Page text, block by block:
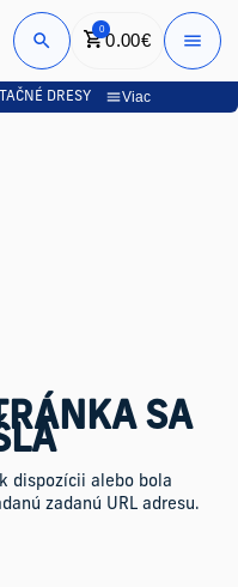
0
0.00€
DRESY Viac
SA
dispozícii alebo bola
zadanú URL adresu.